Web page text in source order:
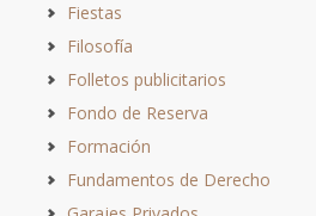
Fiestas
Filosofía
Folletos publicitarios
Fondo de Reserva
Formación
Fundamentos de Derecho